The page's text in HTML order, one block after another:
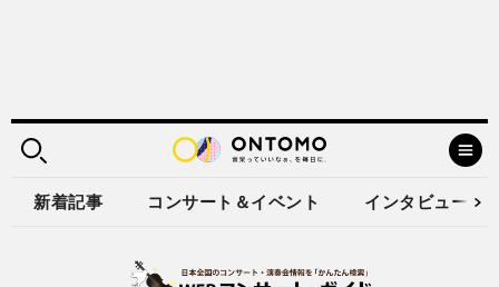
新着記事 コンサート＆イベント インタビュー